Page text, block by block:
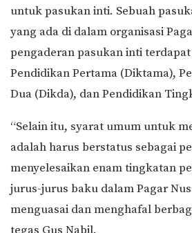
untuk pasukan inti. Sebuah
yang ada di dalam organisasi
pengaderan pasukan inti
Pendidikan Pertama (Diktama),
Dua (Dikda), dan Pendidikan
“Selain itu, syarat umum untuk
adalah harus berstatus sebagai
menyelesaikan enam tingkatan
jurus-jurus baku dalam Pagar
menguasai dan menghafal